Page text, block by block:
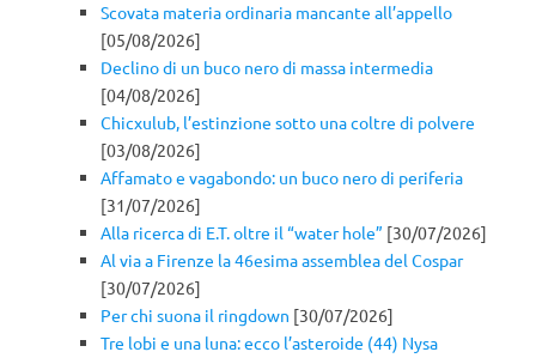
Scovata materia ordinaria mancante all’appello
[05/08/2026]
Declino di un buco nero di massa intermedia
[04/08/2026]
Chicxulub, l’estinzione sotto una coltre di polvere
[03/08/2026]
Affamato e vagabondo: un buco nero di periferia
[31/07/2026]
Alla ricerca di E.T. oltre il “water hole” [30/07/2026]
Al via a Firenze la 46esima assemblea del Cospar
[30/07/2026]
Per chi suona il ringdown [30/07/2026]
Tre lobi e una luna: ecco l’asteroide (44) Nysa